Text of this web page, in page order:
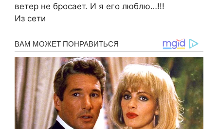
ветер не бросает. И я его люблю…!!!
Из сети